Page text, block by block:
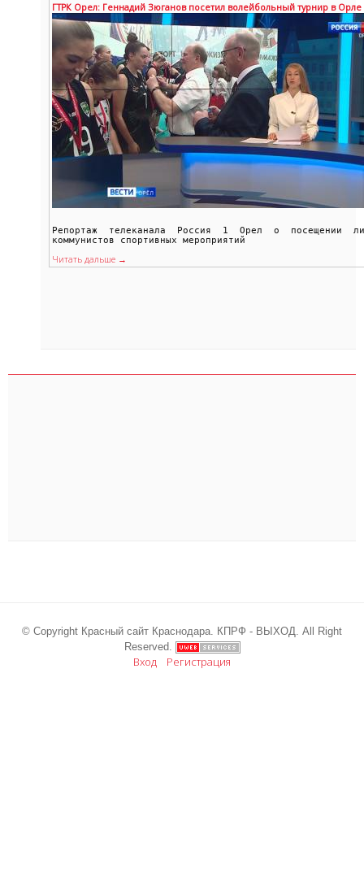
ГТРК Орел: Геннадий Зюганов посетил волейбольный турнир в Орле
Репортаж телеканала Россия 1 Орел о посещении
коммунистов спортивных мероприятий
Читать дальше →
© Copyright Красный сайт Краснодара. КПРФ - ВЫХОД. All Right
Reserved.
Вход Регистрация